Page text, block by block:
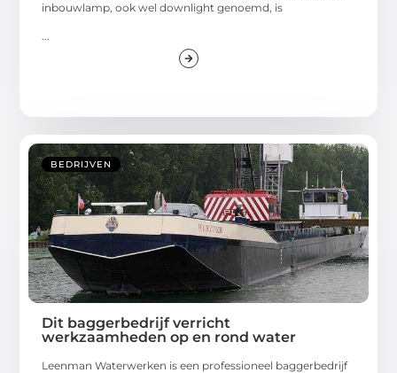
inbouwlamp, ook wel downlight genoemd, is
BEDRIJVEN
Dit baggerbedrijf verricht
werkzaamheden op en rond water
Leenman Waterwerken is een professioneel baggerbedrijf